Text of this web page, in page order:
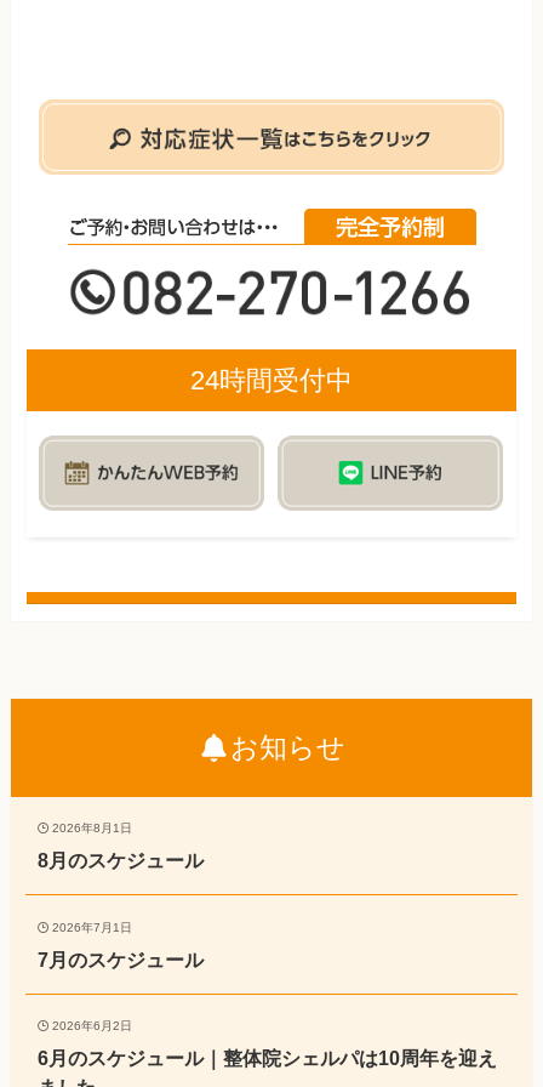
24時間受付中
お知らせ
2026年8月1日
8月のスケジュール
2026年7月1日
7月のスケジュール
2026年6月2日
6月のスケジュール｜整体院シェルパは10周年を迎え